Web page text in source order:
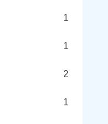
1
1
2
1